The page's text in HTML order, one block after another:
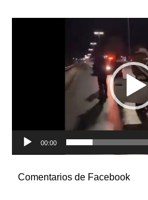
00:00
Comentarios de Facebook